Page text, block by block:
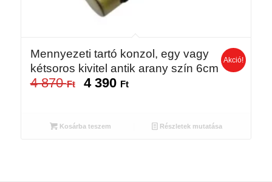
Mennyezeti tartó konzol, egy vagy
kétsoros kivitel antik arany szín 6cm
4 870Ft
Original
4
4 390 FtCurrent
Akció!
Kosárba teszem Részletek mutatása